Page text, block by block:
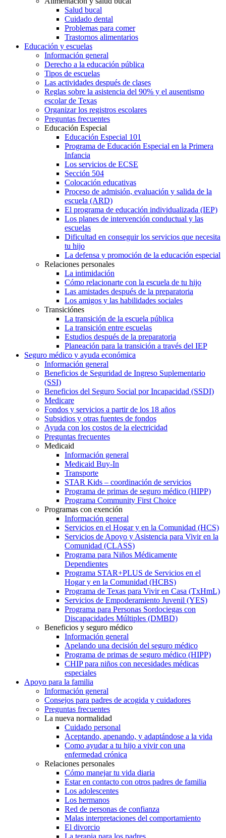
Salud bucal
Cuidado dental
Problemas para comer
Trastornos alimentarios
Educación y escuelas
Información general
Derecho a la educación pública
Tipos de escuelas
Las actividades después de clases
Reglas sobre la asistencia del 90% y el ausentismo
escolar de Texas
Organizar los registros escolares
Preguntas frecuentes
Educación Especial
Educación Especial 101
Programa de Educación Especial en la Primera
Infancia
Los servicios de ECSE
Sección 504
Colocación educativas
Proceso de admisión, evaluación y salida de la
escuela (ARD)
El programa de educación individualizada (IEP)
Los planes de intervención conductual y las
escuelas
Dificultad en conseguir los servicios que necesita
tu hijo
La defensa y promoción de la educación especial
Relaciones personales
La intimidación
Cómo relacionarte con la escuela de tu hijo
Las amistades después de la preparatoria
Los amigos y las habilidades sociales
Transiciónes
La transición de la escuela pública
La transición entre escuelas
Estudios después de la preparatoria
Planeación para la transición a través del IEP
Seguro médico y ayuda económica
Información general
Beneficios de Seguridad de Ingreso Suplementario
(SSI)
Beneficios del Seguro Social por Incapacidad (SSDI)
Medicare
Fondos y servicios a partir de los 18 años
Subsidios y otras fuentes de fondos
Ayuda con los costos de la electricidad
Preguntas frecuentes
Medicaid
Información general
Medicaid Buy-In
Transporte
STAR Kids – coordinación de servicios
Programa de primas de seguro médico (HIPP)
Programa Community First Choice
Programas con exención
Información general
Servicios en el Hogar y en la Comunidad (HCS)
Servicios de Apoyo y Asistencia para Vivir en la
Comunidad (CLASS)
Programa para Niños Médicamente
Dependientes
Programa STAR+PLUS de Servicios en el
Hogar y en la Comunidad (HCBS)
Programa de Texas para Vivir en Casa (TxHmL)
Servicios de Empoderamiento Juvenil (YES)
Programa para Personas Sordociegas con
Discapacidades Múltiples (DMBD)
Beneficios y seguro médico
Información general
Apelando una decisión del seguro médico
Programa de primas de seguro médico (HIPP)
CHIP para niños con necesidades médicas
especiales
Apoyo para la familia
Información general
Consejos para padres de acogida y cuidadores
Preguntas frecuentes
La nueva normalidad
Cuidado personal
Aceptando, apenando, y adaptándose a la vida
Como ayudar a tu hijo a vivir con una
enfermedad crónica
Relaciones personales
Cómo manejar tu vida diaria
Estar en contacto con otros padres de familia
Los adolescentes
Los hermanos
Red de personas de confianza
Malas interpretaciones del comportamiento
El divorcio
La terapia para los padres